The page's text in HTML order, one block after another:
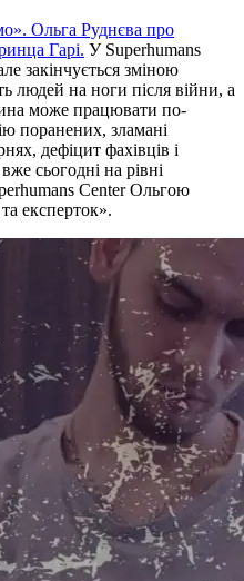
Ольга Руднєва про
Гарі. У Superhumans
закінчується зміною
людей на ноги після війни, а
може працювати по-
поранених, зламані
дефіцит фахівців і
сьогодні на рівні
Center Ольгою
експерток».